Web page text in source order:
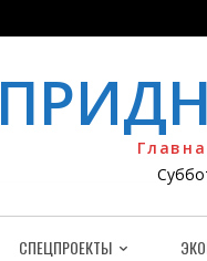
СПЕЦПРОЕКТЫ